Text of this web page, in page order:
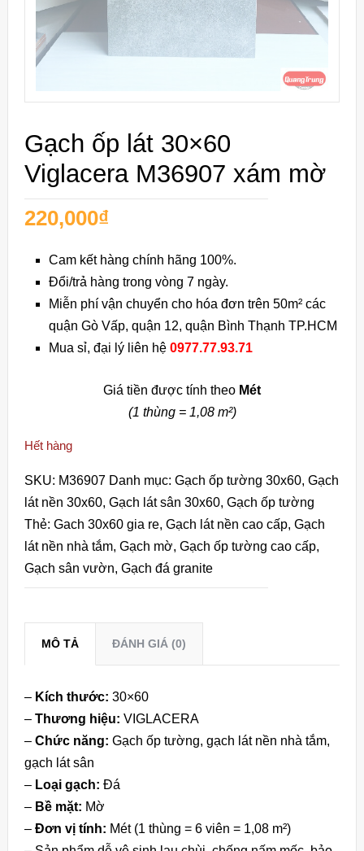
Gạch ốp lát 30×60
Viglacera M36907 xám mờ
220,000₫
Cam kết hàng chính hãng 100%.
Đổi/trả hàng trong vòng 7 ngày.
Miễn phí vận chuyển cho hóa đơn trên 50m² các
quận Gò Vấp, quận 12, quận Bình Thạnh TP.HCM
Mua sỉ, đại lý liên hệ0977.77.93.71
Giá tiền được tính theo Mét
(1 thùng = 1,08 m²)
Hết hàng
SKU: M36907 Danh mục: Gạch ốp tường 30x60, Gạch
lát nền 30x60, Gạch lát sân 30x60, Gạch ốp tường
Thẻ: Gach 30x60 gia re, Gạch lát nền cao cấp, Gạch
lát nền nhà tắm, Gạch mờ, Gạch ốp tường cao cấp,
Gạch sân vườn, Gạch đá granite
MÔ TẢ ĐÁNH GIÁ (0)
– Kích thước: 30×60
– Thương hiệu: VIGLACERA
– Chức năng: Gạch ốp tường, gạch lát nền nhà tắm,
gạch lát sân
– Loại gạch: Đá
– Bề mặt: Mờ
– Đơn vị tính: Mét (1 thùng = 6 viên = 1,08 m²)